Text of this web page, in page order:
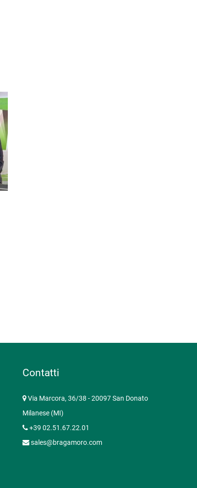
Contatti
Via Marcora, 36/38 - 20097 San Donato
Milanese (MI)
+39 02.51.67.22.01
sales@bragamoro.com